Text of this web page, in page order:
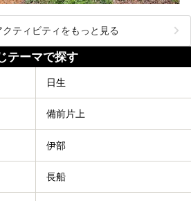
ティビティをもっと見る
テーマで探す
日生
備前片上
伊部
長船